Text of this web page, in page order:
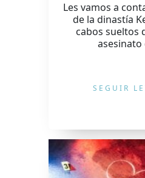
Les vamos a
de la dinastía
cabos sueltos
asesinato
SEGUIR